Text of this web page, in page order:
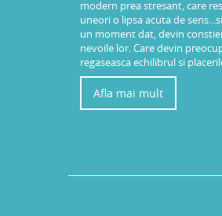
modern prea stresant, care
uneori o lipsa acuta de
un moment dat, devin
nevoile lor. Care devin
regaseasca echilibrul si
Afla mai mult